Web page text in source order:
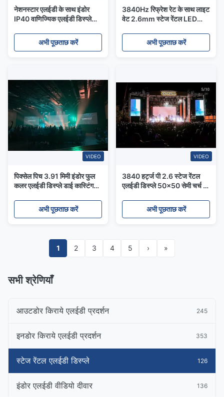
नेशनस्टार एलईडी के साथ इंडोर
IP40 वाणिज्यिक एलईडी डिस्प्ले
अभी पूछताछ करें
3840Hz रिफ्रेश रेट के साथ लाइट
वेट 2.6mm स्टेज रेंटल LED
अभी पूछताछ करें
VIDEO
पिक्सेल पिच 3.91 मिमी इंडोर फुल
कलर एलईडी डिस्प्ले डाई कास्टिंग
अभी पूछताछ करें
VIDEO
3840 हर्ट्ज पी 2.6 स्टेज रेंटल
एलईडी डिस्प्ले 50x50 सेमी चर्च की
नेतृत्व किया
अभी पूछताछ करें
1 2 3 4 5 › »
सभी श्रेणियाँ
आउटडोर किराये एलईडी प्रदर्शन 245
इनडोर किराये एलईडी प्रदर्शन 353
स्टेज रेंटल एलईडी डिस्प्ले 126
इंडोर एलईडी वीडियो दीवार 136